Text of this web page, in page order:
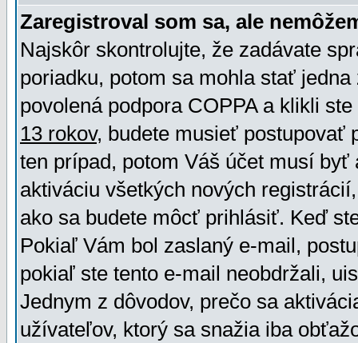
Zaregistroval som sa, ale
Najskôr skontrolujte, že zadávate
poriadku, potom sa mohla stať
povolená podpora COPPA a klikli
13 rokov, budete musieť postupovať
ten prípad, potom Váš účet musí
aktiváciu všetkých nových
ako sa budete môcť prihlásiť. Keď
Pokiaľ Vám bol zaslaný e-mail,
pokiaľ ste tento e-mail neobdržali,
Jednym z dôvodov, prečo sa
užívateľov, ktorý sa snažia iba